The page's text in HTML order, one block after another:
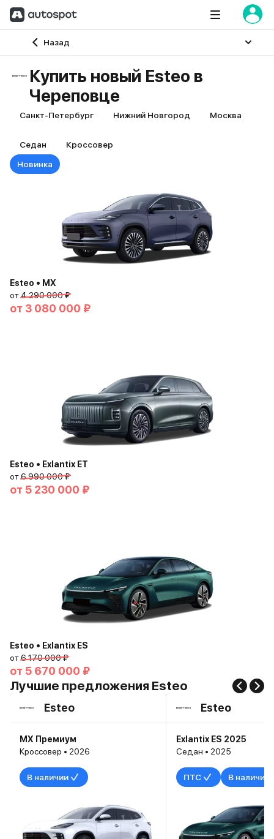
Назад
Главная
Купить новый Esteo в
Череповце
Санкт-Петербург Нижний Новгород Москва
Седан
Кроссовер
Новинка
Esteo • MX
от4 290 000 ₽
от 3 080 000 ₽
Esteo • Exlantix ET
от6 990 000 ₽
от 5 230 000 ₽
Esteo • Exlantix ES
от6 170 000 ₽
от 5 670 000 ₽
Лучшие предложения Esteo
Esteo
MX Премиум
Кроссовер • 2026
В наличии
Esteo
Exlantix ES 2025
Седан • 2025
ПТС В наличии